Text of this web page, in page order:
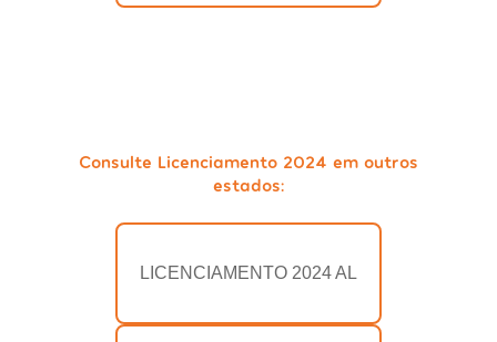
Consulte Licenciamento 2024 em outros
estados:
LICENCIAMENTO 2024 AL